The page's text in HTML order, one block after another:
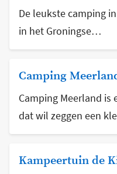
De leukste camping
in het Groningse…
Camping
Camping Meerland
dat wil zeggen een
Kampeertuin de